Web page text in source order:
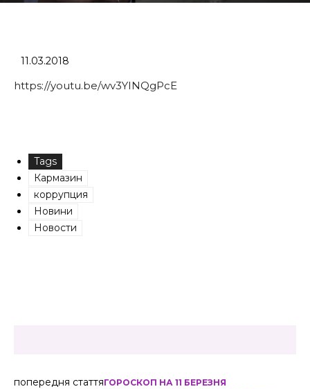
11.03.2018
https://youtu.be/wv3YINQgPcE
Tags
Кармазин
коррупция
Новини
Новости
попередня статтяГОРОСКОП НА 11 БЕРЕЗНЯ